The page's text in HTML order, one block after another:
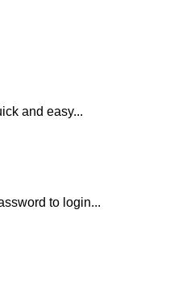
and easy...
to login...